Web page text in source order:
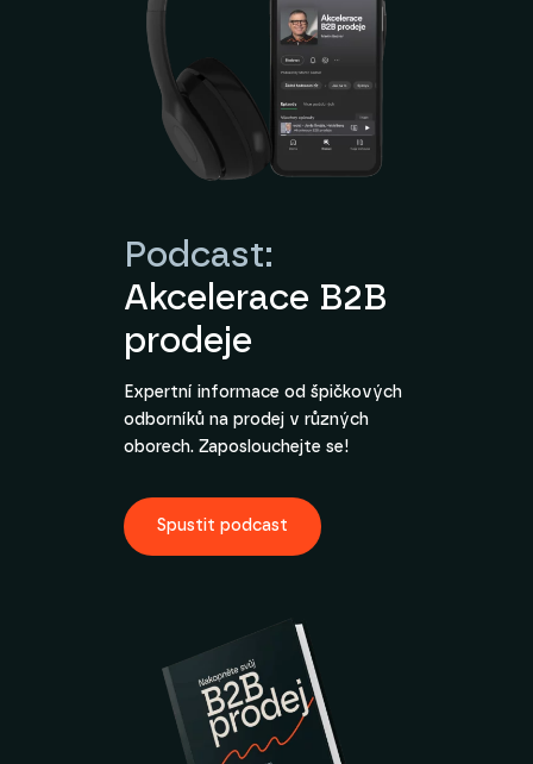
Podcast:
Akcelerace B2B
prodeje
Expertní informace od špičkových
odborníků na prodej v různých
oborech. Zaposlouchejte se!
Spustit podcast